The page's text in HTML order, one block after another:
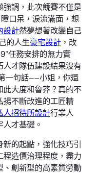
調，此次競賽不僅是
口呆，淚流滿面，想
設計然夢想著改變自己
的人生豪宅設計 ，改
任務安排的無力實
才隊伍建設結果沒有
一句話——小姐，你還
此大度和魯莽？真的不
不斷改進的工匠精
人招待所設計行業人
才基礎。
的起點，強化技巧引
造價治理程度，盡力
、創新型的高素質勞動